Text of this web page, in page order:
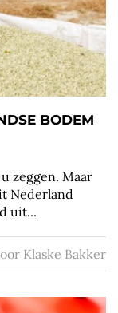
BODEM
zeggen. Maar
Nederland
uit...
Klaske Bakker